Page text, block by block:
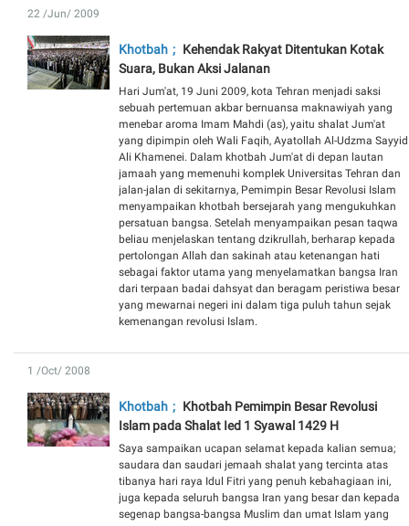
22 /Jun/ 2009
Khotbah
Kehendak Rakyat Ditentukan Kotak
Suara, Bukan Aksi Jalanan
Hari Jum'at, 19 Juni 2009, kota Tehran menjadi saksi
sebuah pertemuan akbar ‎bernuansa maknawiyah yang
menebar aroma Imam Mahdi (as), yaitu shalat ‎Jum'at
yang dipimpin oleh Wali Faqih, Ayatollah Al-Udzma Sayyid
Ali Khamenei. ‎Dalam khotbah Jum'at di depan lautan
jamaah yang memenuhi komplek ‎Universitas Tehran dan
jalan-jalan di sekitarnya, Pemimpin Besar Revolusi Islam
‎menyampaikan khotbah bersejarah yang mengukuhkan
persatuan bangsa. ‎Setelah menyampaikan pesan taqwa
beliau menjelaskan tentang dzikrullah, ‎berharap kepada
pertolongan Allah dan sakinah atau ketenangan hati
sebagai ‎faktor utama yang menyelamatkan bangsa Iran
dari terpaan badai dahsyat dan ‎beragam peristiwa besar
yang mewarnai negeri ini dalam tiga puluh tahun sejak
‎kemenangan revolusi Islam. ‎
1 /Oct/ 2008
Khotbah
Khotbah Pemimpin Besar Revolusi
Islam pada Shalat Ied 1 Syawal 1429 H
Saya sampaikan ucapan selamat kepada kalian semua;
saudara dan saudari jemaah shalat yang tercinta atas
tibanya hari raya Idul Fitri yang penuh kebahagiaan ini,
juga kepada seluruh bangsa Iran yang besar dan kepada
segenap bangsa-bangsa Muslim dan umat Islam yang